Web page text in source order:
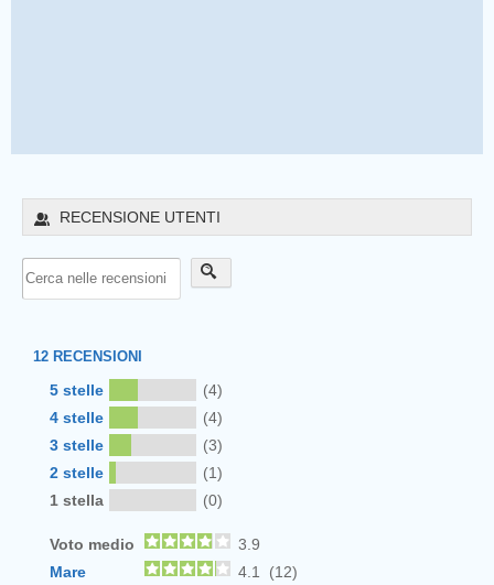
RECENSIONE UTENTI
12 RECENSIONI
5 stelle
(4)
4 stelle
(4)
3 stelle
(3)
2 stelle
(1)
1 stella
(0)
Voto medio
3.9
Mare
4.1 (12)